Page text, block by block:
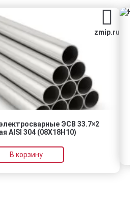
zmip.ru
ЭСВ 33.7×2
AISI 304 (08Х18Н10)
В корзину